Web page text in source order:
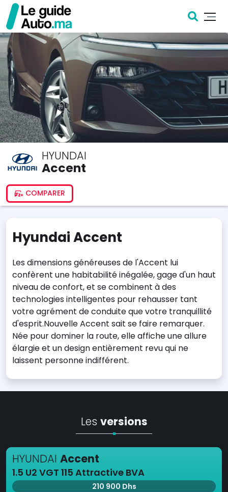
HYUNDAI
Accent
COMPARER
Hyundai Accent
Les dimensions généreuses de l'Accent lui
confèrent une habitabilité inégalée, gage d'un haut
niveau de confort, et se combinent à des
technologies intelligentes pour rehausser tant
votre agrément de conduite que votre tranquillité
d'esprit.Nouvelle Accent sait se faire remarquer.
Née pour dominer la route, elle affiche une allure
élargie et un design entièrement revu qui ne
laissent personne indifférent.
Les versions
HYUNDAI Accent
1.5 U2 VGT 115 Attractive BVA
210 900 Dhs